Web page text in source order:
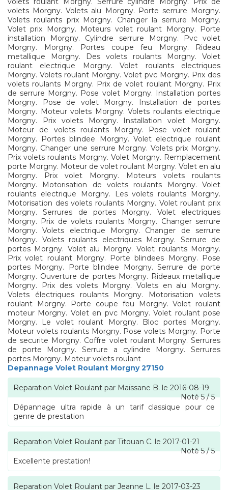
volets Morgny. Volets alu Morgny. Porte serrure Morgny.
Volets roulants prix Morgny. Changer la serrure Morgny.
Volet prix Morgny. Moteurs volet roulant Morgny. Porte
installation Morgny. Cylindre serrure Morgny. Pvc volet
Morgny. Morgny. Portes coupe feu Morgny. Rideau
metallique Morgny. Des volets roulants Morgny. Volet
roulant electrique Morgny. Volet roulants electriques
Morgny. Volets roulant Morgny. Volet pvc Morgny. Prix des
volets roulants Morgny. Prix de volet roulant Morgny. Prix
de serrure Morgny. Pose volet Morgny. Installation portes
Morgny. Pose de volet Morgny. Installation de portes
Morgny. Moteur volets Morgny. Volets roulants electrique
Morgny. Prix volets Morgny. Installation volet Morgny.
Moteur de volets roulants Morgny. Pose volet roulant
Morgny. Portes blindee Morgny. Volet electrique roulant
Morgny. Changer une serrure Morgny. Volets prix Morgny.
Prix volets roulants Morgny. Volet Morgny. Remplacement
porte Morgny. Moteur de volet roulant Morgny. Volet en alu
Morgny. Prix volet Morgny. Moteurs volets roulants
Morgny. Motorisation de volets roulants Morgny. Volet
roulants electrique Morgny. Les volets roulants Morgny.
Motorisation des volets roulants Morgny. Volet roulant prix
Morgny. Serrures de portes Morgny. Volet electriques
Morgny. Prix de volets roulants Morgny. Changer serrure
Morgny. Volets electrique Morgny. Changer de serrure
Morgny. Volets roulants electriques Morgny. Serrure de
portes Morgny. Volet alu Morgny. Volet roulants Morgny.
Prix volet roulant Morgny. Porte blindees Morgny. Pose
portes Morgny. Porte blindee Morgny. Serrure de porte
Morgny. Ouverture de portes Morgny. Rideaux metallique
Morgny. Prix des volets Morgny. Volets en alu Morgny.
Volets électriques roulants Morgny. Motorisation volets
roulant Morgny. Porte coupe feu Morgny. Volet roulant
moteur Morgny. Volet en pvc Morgny. Volet roulant pose
Morgny. Le volet roulant Morgny. Bloc portes Morgny.
Moteur volets roulants Morgny. Pose volets Morgny. Porte
de securite Morgny. Coffre volet roulant Morgny. Serrures
de porte Morgny. Serrure a cylindre Morgny. Serrures
portes Morgny. Moteur volets roulant
Depannage Volet Roulant Morgny 27150
Reparation Volet Roulant par Maïssane B. le 2016-08-19
Noté5/5
Dépannage ultra rapide à un tarif classique pour ce
genre de prestation
Reparation Volet Roulant par Titouan C. le 2017-01-21
Noté5/5
Excellente prestation!
Reparation Volet Roulant par Jeanne L. le 2017-03-23